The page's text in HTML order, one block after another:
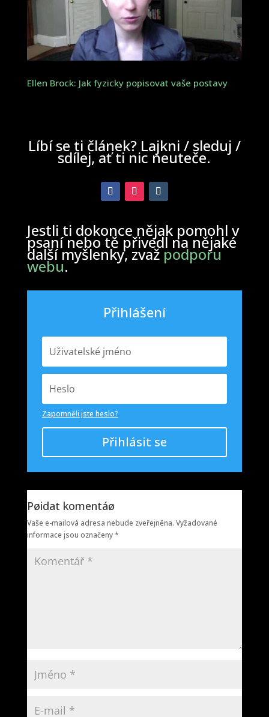
Ellen Brock: Jak fyzicky popisovat vaše postavy
Líbí se ti článek? Lajkni / sleduj /
sdílej, ať ti nic neuteče.
Jestli ti dokonce nějak pomohl v
psaní nebo tě přivedl na nějaké
další myšlenky, zvažpodporu
webu.
Přihlášení
Zapomněli jste heslo?
Přihlásit se
Pøidat komentáø
Vaše e-mailová adresa nebude zveřejněna. Vyžadované
informace jsou označeny*